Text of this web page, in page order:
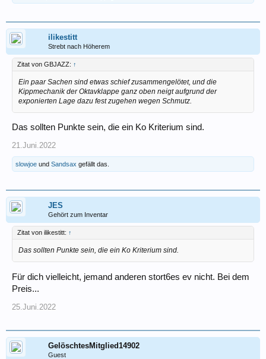
ilikestitt
Strebt nach Höherem
Zitat von GBJAZZ: ↑
Ein paar Sachen sind etwas schief zusammengelötet, und die
Kippmechanik der Oktavklappe ganz oben neigt aufgrund der
exponierten Lage dazu fest zugehen wegen Schmutz.
Das sollten Punkte sein, die ein Ko Kriterium sind.
21.Juni.2022
slowjoe und Sandsax gefällt das.
JES
Gehört zum Inventar
Zitat von ilikestitt: ↑
Das sollten Punkte sein, die ein Ko Kriterium sind.
Für dich vielleicht, jemand anderen stort6es ev nicht. Bei dem
Preis...
25.Juni.2022
GelöschtesMitglied14902
Guest